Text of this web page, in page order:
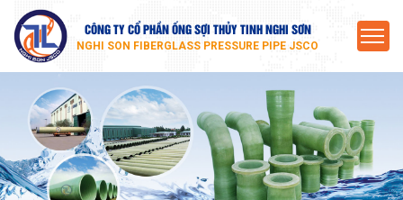
CÔNG TY CỔ PHẦN ỐNG SỢI THỦY TINH NGHI SƠN
NGHI SON FIBERGLASS PRESSURE PIPE JSCO